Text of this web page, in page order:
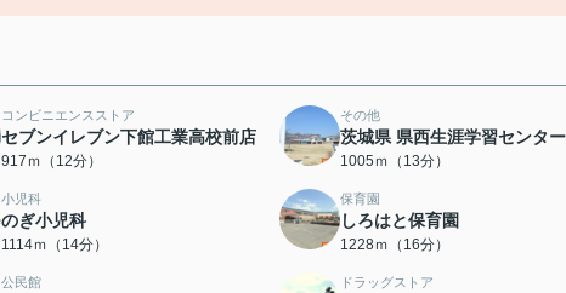
コンビニエンスストア
セブンイレブン下館工業高校前店
917ｍ（12分）
その他
茨城県 県西生涯学習センター
1005ｍ（13分）
小児科
のぎ小児科
1114ｍ（14分）
保育園
しろはと保育園
1228ｍ（16分）
公民館 ドラッグストア